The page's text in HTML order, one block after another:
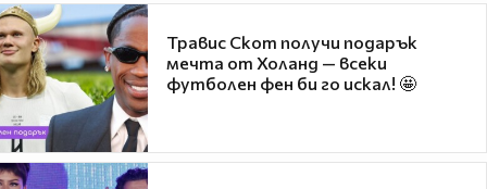
Травис Скот получи подарък
мечта от Холанд — всеки
футболен фен би го искал! 🤩